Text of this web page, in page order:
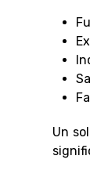
Un